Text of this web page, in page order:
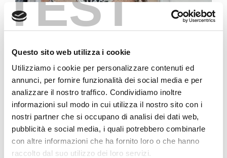
Questo sito web utilizza i cookie
Utilizziamo i cookie per personalizzare contenuti ed
annunci, per fornire funzionalità dei social media e per
analizzare il nostro traffico. Condividiamo inoltre
informazioni sul modo in cui utilizza il nostro sito con i
nostri partner che si occupano di analisi dei dati web,
pubblicità e social media, i quali potrebbero combinarle
con altre informazioni che ha fornito loro o che hanno
raccolto dal suo utilizzo dei loro servizi.